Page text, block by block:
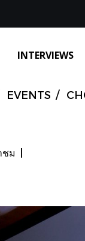
INTERVIEWS
EVENTS
ชม